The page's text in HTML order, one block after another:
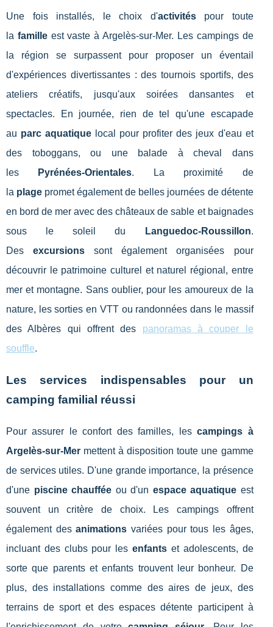
Une fois installés, le choix d'activitéspour toute
la familleest vaste à Argelès-sur-Mer. Les campings de
la région se surpassent pour proposer un éventail
d'expériences divertissantes : des tournois sportifs, des
ateliers créatifs, jusqu'aux soirées dansantes et
spectacles. En journée, rien de tel qu'une escapade
au parc aquatique local pour profiter des jeux d'eau et
des toboggans, ou une balade à cheval dans
les
Pyrénées-Orientales. La proximité de
la plage promet également de belles journées de détente
en bord de mer avec des châteaux de sable et baignades
sous le soleil du
Languedoc-Roussillon.
Desexcursions sont également organisées pour
découvrir le patrimoine culturel et naturel régional, entre
mer et montagne. Sans oublier, pour les amoureux de la
nature, les sorties en VTT ou randonnées dans le massif
des Albères qui offrent des panoramas à couper le
souffle.
Les services indispensables pour un
camping familial réussi
Pour assurer le confort des familles, lescampings à
Argelès-sur-Mer mettent à disposition toute une gamme
de services utiles. D'une grande importance, la présence
d'une piscine chauffée ou d'un espace aquatique est
souvent un critère de choix. Les campings offrent
également desanimations variées pour tous les âges,
incluant des clubs pour lesenfants et adolescents, de
sorte que parents et enfants trouvent leur bonheur. De
plus, des installations comme des aires de jeux, des
terrains de sport et des espaces détente participent à